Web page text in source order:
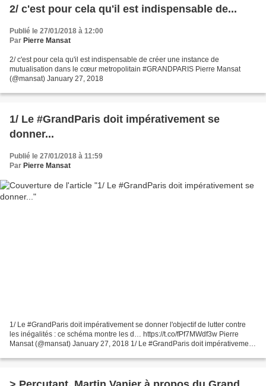
2/ c'est pour cela qu'il est indispensable de...
Publié le 27/01/2018 à 12:00
Par Pierre Mansat
2/ c'est pour cela qu'il est indispensable de créer une instance de
mutualisation dans le cœur metropolitain #GRANDPARIS Pierre Mansat
(@mansat) January 27, 2018
1/ Le #GrandParis doit impérativement se
donner...
Publié le 27/01/2018 à 11:59
Par Pierre Mansat
1/ Le #GrandParis doit impérativement se donner l'objectif de lutter contre
les inégalités : ce schéma montre les d… https://t.co/fPf7MWdf3w Pierre
Mansat (@mansat) January 27, 2018 1/ Le #GrandParis doit impérativement